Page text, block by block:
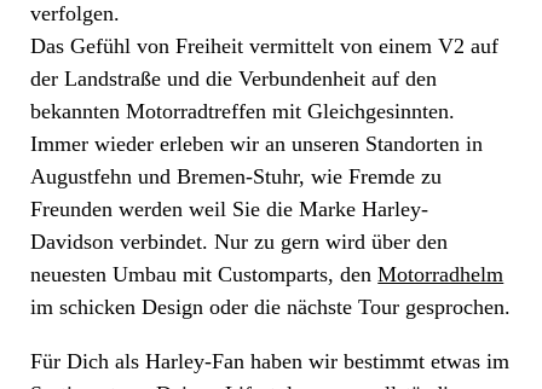
verfolgen.
Das Gefühl von Freiheit vermittelt von einem V2 auf
der Landstraße und die Verbundenheit auf den
bekannten Motorradtreffen mit Gleichgesinnten.
Immer wieder erleben wir an unseren Standorten in
Augustfehn und Bremen-Stuhr, wie Fremde zu
Freunden werden weil Sie die Marke Harley-
Davidson verbindet. Nur zu gern wird über den
neuesten Umbau mit Customparts, denMotorradhelm
im schicken Design oder die nächste Tour gesprochen.
Für Dich als Harley-Fan haben wir bestimmt etwas im